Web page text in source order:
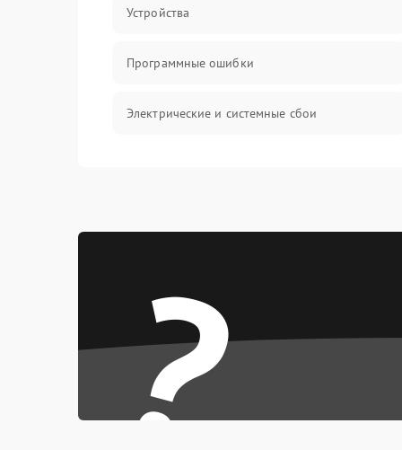
Устройства
Программные ошибки
Электрические и системные сбои
Система охлаждения
?